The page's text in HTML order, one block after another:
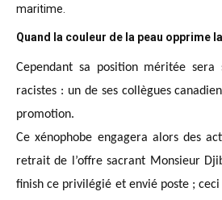
maritime.
Quand la couleur de la peau opprime
Cependant sa position méritée sera
racistes : un de ses collègues
promotion.
Ce xénophobe engagera alors des
retrait de l’offre sacrant Monsieur
finish ce privilégié et envié poste ; ceci